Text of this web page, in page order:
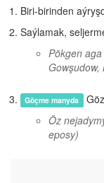
Biri-birinden
Saýlamak,
Pökgen
Gowşudow,
Göçme manyda
Öz
eposy)